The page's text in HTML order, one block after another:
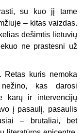
su kuo jį tame
– kitas vaizdas.
dešimtis lietuvių
ne prastesni už
Retas kuris nemoka
kas darosi
karų ir intervencijų
į pasaulį, pasaulis
– brutaliai, bet